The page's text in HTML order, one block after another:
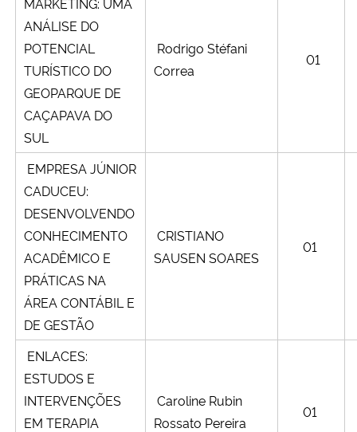
ANÁLISE DO
POTENCIAL
TURÍSTICO DO
GEOPARQUE DE
CAÇAPAVA DO
SUL
Rodrigo Stéfani
Correa
01
EMPRESA JÚNIOR
CADUCEU:
DESENVOLVENDO
CONHECIMENTO
ACADÊMICO E
PRÁTICAS NA
ÁREA CONTÁBIL E
DE GESTÃO
CRISTIANO
SAUSEN SOARES
01
ENLACES:
ESTUDOS E
INTERVENÇÕES
EM TERAPIA
Caroline Rubin
Rossato Pereira
01